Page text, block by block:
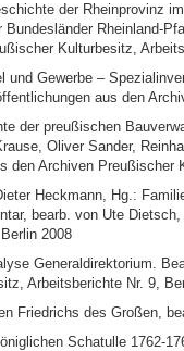
der Rheinprovinz
Bundesländer Rheinland-
Kulturbesitz,
und Gewerbe –
aus den
der preußischen
Oliver Sander,
den Archiven
Heckmann, Hg.:
bearb. von Ute
2008
Generaldirektorium.
Arbeitsberichte Nr. 9,
Friedrichs des Großen,
Schatulle 1762-